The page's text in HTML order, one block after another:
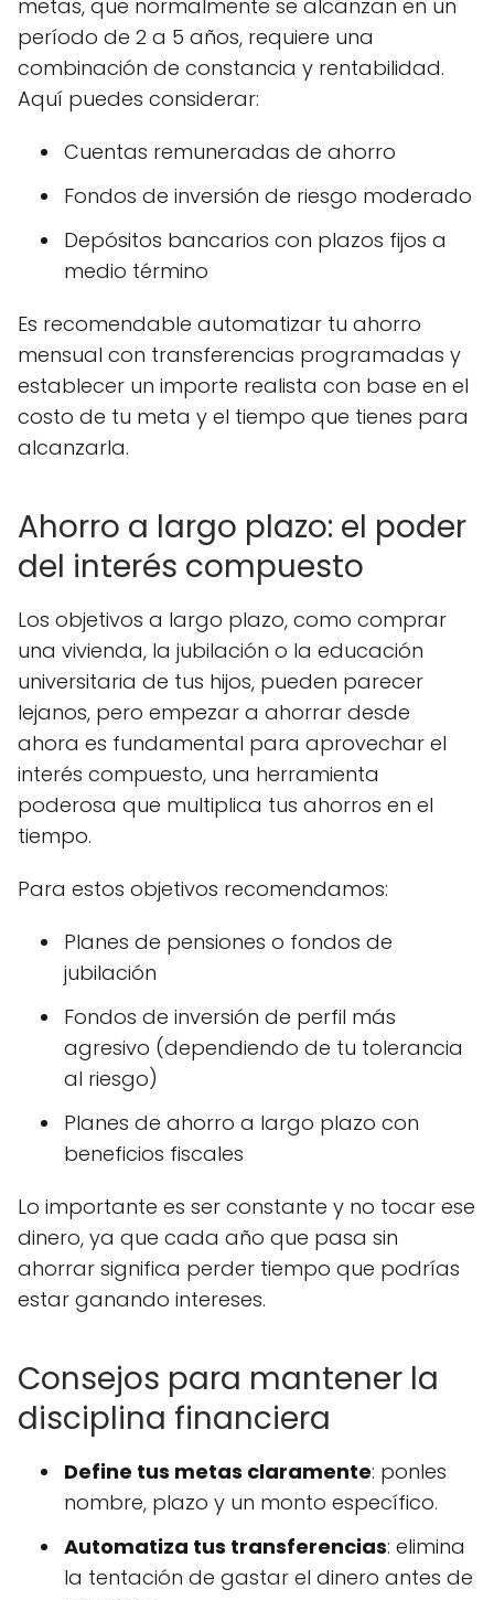
metas, que normalmente se alcanzan en un
período de 2 a 5 años, requiere una
combinación de constancia y rentabilidad.
Aquí puedes considerar:
Cuentas remuneradas de ahorro
Fondos de inversión de riesgo moderado
Depósitos bancarios con plazos fijos a
medio término
Es recomendable automatizar tu ahorro
mensual con transferencias programadas y
establecer un importe realista con base en el
costo de tu meta y el tiempo que tienes para
alcanzarla.
Ahorro a largo plazo: el poder
del interés compuesto
Los objetivos a largo plazo, como comprar
una vivienda, la jubilación o la educación
universitaria de tus hijos, pueden parecer
lejanos, pero empezar a ahorrar desde
ahora es fundamental para aprovechar el
interés compuesto, una herramienta
poderosa que multiplica tus ahorros en el
tiempo.
Para estos objetivos recomendamos:
Planes de pensiones o fondos de
jubilación
Fondos de inversión de perfil más
agresivo (dependiendo de tu tolerancia
al riesgo)
Planes de ahorro a largo plazo con
beneficios fiscales
Lo importante es ser constante y no tocar ese
dinero, ya que cada año que pasa sin
ahorrar significa perder tiempo que podrías
estar ganando intereses.
Consejos para mantener la
disciplina financiera
Define tus metas claramente: ponles
nombre, plazo y un monto específico.
Automatiza tus transferencias: elimina
la tentación de gastar el dinero antes de